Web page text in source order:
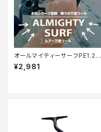
オールマイティーサーフPE1.2 2
00m【Tオリ】
¥2,981